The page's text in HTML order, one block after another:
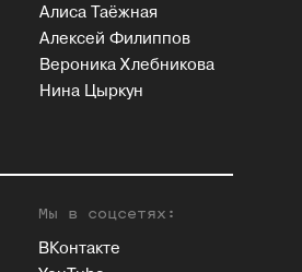
Алиса Таёжная
Алексей Филиппов
Вероника Хлебникова
Нина Цыркун
Мы в соцсетях:
ВКонтакте